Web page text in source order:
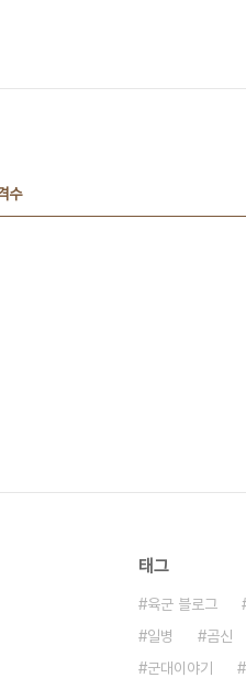
수
태그
육군 블로그
일병
곰신
군대이야기